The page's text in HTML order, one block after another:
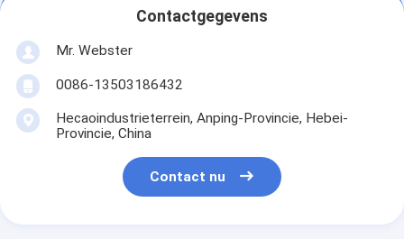
Contactgegevens
Mr. Webster
0086-13503186432
Hecaoindustrieterrein, Anping-Provincie, Hebei-
Provincie, China
Contact nu